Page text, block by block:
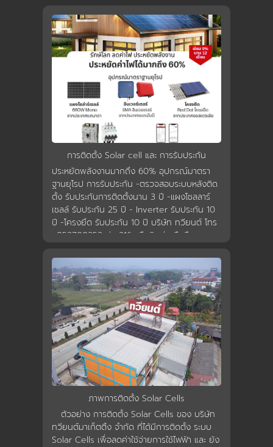
คณะกรรมการบริหาร
การคืนเงินและคืนสินค้า
ทวียนต์ 53 สาขา
ผลงานของเรา
สมัครงาน
นโยบายการใช้คุกกี้
นโยบายความเป็นส่วนตัว
การติดตั้ง Solar cell และ การรับประกัน
ประหยัดพลังงานมากถึง 60% อุปกรณ์มาตรา
ฐานยุโรป การรับประกัน -ตรวจสอบระบบหลังติด
ตั้ง รับประกันการติดตั้งนาน 3 ปี -แผงโซลลาร์
เซลล์ รับประกัน 25 ปี - Inverter รับประกัน 10
ปี -โครงยึด รับประกัน 10 ปี บริษัท ทวียนต์ โทร
: 053700353 ต่อ 216 หรือติดต่อ มือถือ : คุณ
0982945966
ภาพการติดตั้ง Solar Cells
ตัวอย่าง การติดตั้ง Solar Cells ของ บริษัท
ทวียนต์มาเก็ตติ้ง จำกัด ที่ได้มีการติดตั้ง ระบบ
Solar Cells เพื่อลดค่าใช้จ่ายการใช้ไฟฟ้า และ ยัง